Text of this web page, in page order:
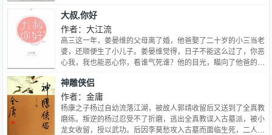
之大，唯我独尊，号令群雄，莫敢不从！
大叔,你好
作者：大江流
高三这一年，姜晏维的父母离了婚，他爸娶了二十岁的小三当老
婆，还顺便生了小儿子。姜晏维觉得，日子不能这么过了，你恶
心我，我也能恶心你，看谁气死谁？他的目光，瞄向了他爸的忘
二病VS腹黑男，年上，狗血小白HE，这是个想玩套路却被套紧
的故事。
神雕侠侣
作者：金庸
杨康之子杨过自幼流落江湖，被故人郭靖收留后又送到了全真教
磨练。叛逆的杨过忍受不了折磨，逃出全真教误入古墓派，被小
龙女收留，授以武功。后因李莫愁攻入古墓而面临生死，二人由